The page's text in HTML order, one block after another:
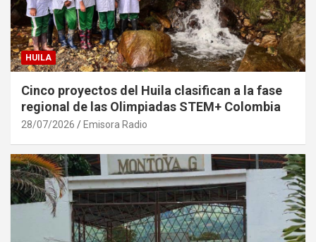
HUILA
Cinco proyectos del Huila clasifican a la fase
regional de las Olimpiadas STEM+ Colombia
28/07/2026 Emisora Radio